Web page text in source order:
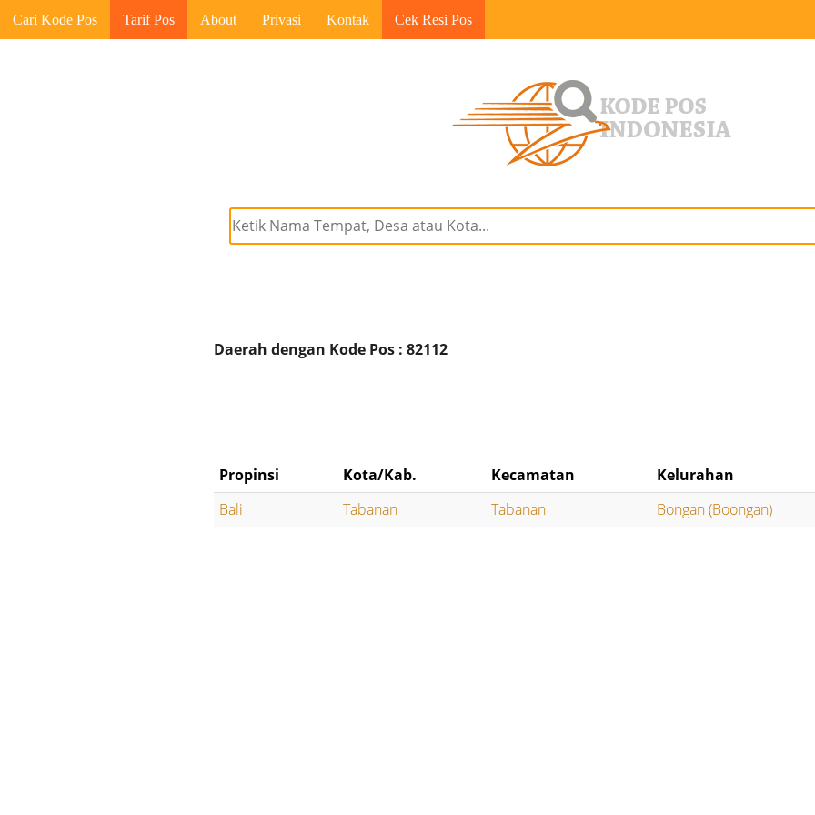
Cari Kode Pos Tarif Pos About Privasi Kontak Cek Resi Pos
Daerah dengan Kode Pos : 82112
Propinsi Kota/Kab. Kecamatan
Kelurahan
Bali
Tabanan Tabanan Bongan (Boongan)